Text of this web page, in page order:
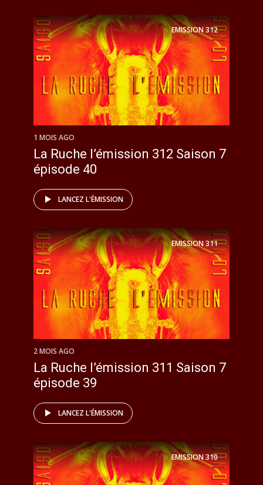
EMISSION312
1 MOIS AGO
La Ruche l’émission 312 Saison 7
épisode 40
LANCEZ L'ÉMISSION
EMISSION311
2 MOIS AGO
La Ruche l’émission 311 Saison 7
épisode 39
LANCEZ L'ÉMISSION
EMISSION310